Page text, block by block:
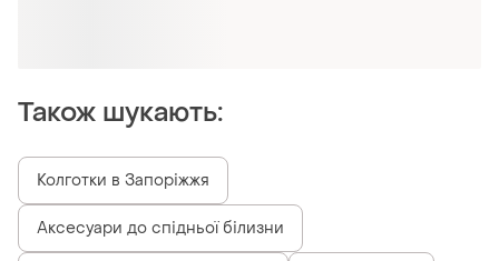
Також шукають: